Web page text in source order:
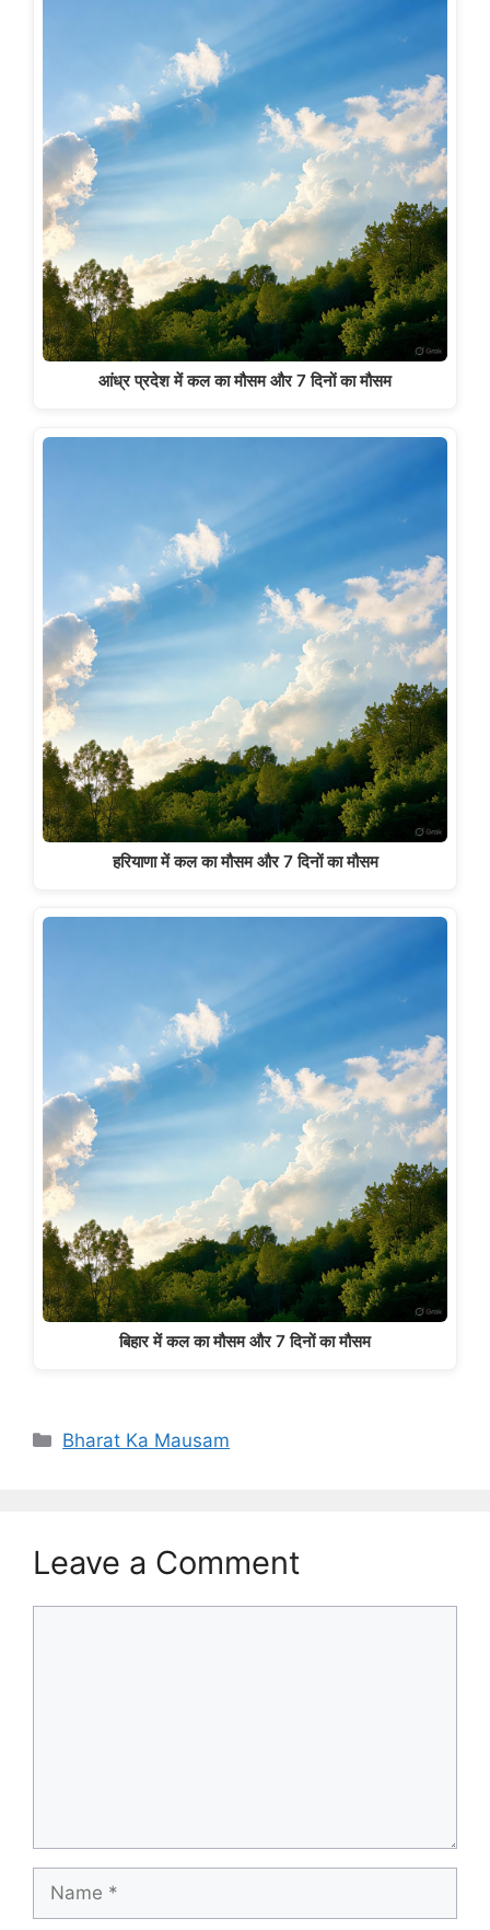
आंध्र प्रदेश में कल का मौसम और 7 दिनों का मौसम
हरियाणा में कल का मौसम और 7 दिनों का मौसम
बिहार में कल का मौसम और 7 दिनों का मौसम
Categories
Bharat Ka Mausam
Leave a Comment
Name